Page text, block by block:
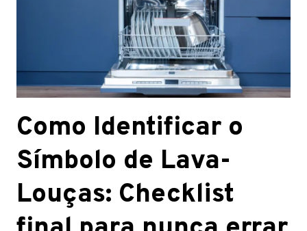
Como Identificar o
Símbolo de Lava-
Louças: Checklist